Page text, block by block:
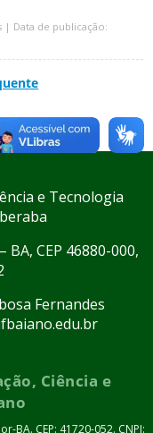
| Data de publicação:
e Tecnologia
CEP 46880-000,
Fernandes
Ciência e
BA. CEP: 41720-052. CNPJ: